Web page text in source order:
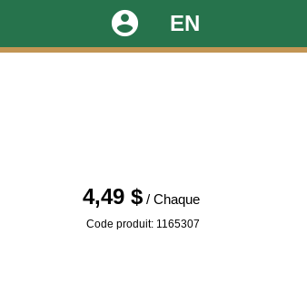
EN
account_circle
4,49 $/ Chaque
Code produit: 1165307